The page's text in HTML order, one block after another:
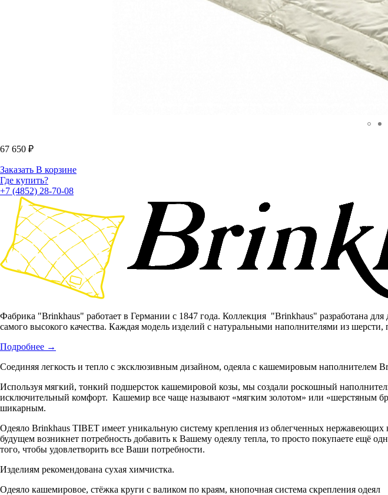
67 650 ₽
Заказать В корзине
Где купить?
+7 (4852) 28-70-08
Фабрика "Brinkhaus" работает в Германии с 1847 года. Коллекция "Brinkhaus" разработана
самого высокого качества. Каждая модель изделий с натуральными наполнителями из
Подробнее →
Соединяя легкость и тепло с эксклюзивным дизайном, одеяла с кашемировым наполнителем
Используя мягкий, тонкий подшерсток кашемировой козы, мы создали роскошный
исключительный комфорт. Кашемир все чаще называют «мягким золотом» или «шерстяным
шикарным.
Одеяло Brinkhaus TIBET имеет уникальную систему крепления из облегченных
будущем возникнет потребность добавить к Вашему одеялу тепла, то просто покупаете ещё
того, чтобы удовлетворить все Ваши потребности.
Изделиям рекомендована сухая химчистка.
Одеяло кашемировое, стёжка круги с валиком по краям, кнопочная система скрепления одеял